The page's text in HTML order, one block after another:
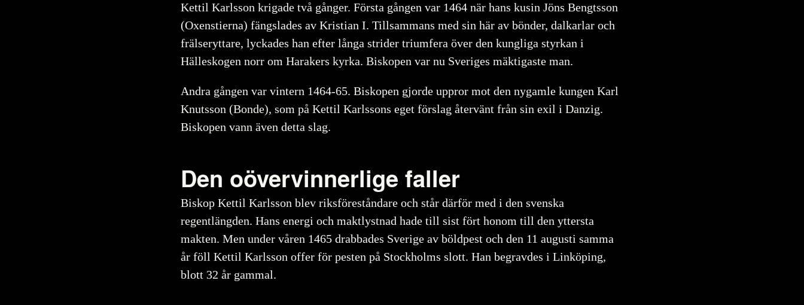
Kettil Karlsson krigade två gånger. Första gången var 1464 när hans kusin Jöns Bengtsson
(Oxenstierna) fängslades av Kristian I. Tillsammans med sin här av bönder, dalkarlar och
frälseryttare, lyckades han efter långa strider triumfera över den kungliga styrkan i
Hälleskogen norr om Harakers kyrka. Biskopen var nu Sveriges mäktigaste man.
Andra gången var vintern 1464-65. Biskopen gjorde uppror mot den nygamle kungen Karl
Knutsson (Bonde), som på Kettil Karlssons eget förslag återvänt från sin exil i Danzig.
Biskopen vann även detta slag.
Den oövervinnerlige faller
Biskop Kettil Karlsson blev riksföreståndare och står därför med i den svenska
regentlängden. Hans energi och maktlystnad hade till sist fört honom till den yttersta
makten. Men under våren 1465 drabbades Sverige av böldpest och den 11 augusti samma
år föll Kettil Karlsson offer för pesten på Stockholms slott. Han begravdes i Linköping,
blott 32 år gammal.